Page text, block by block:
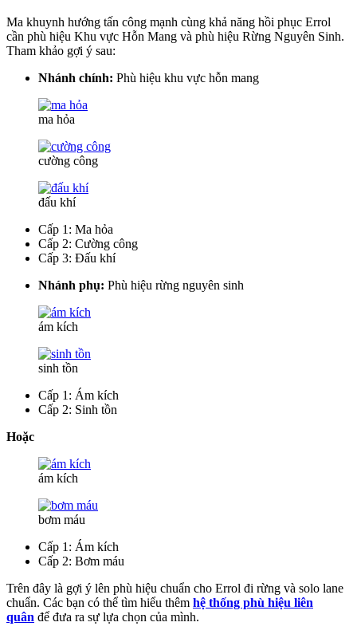
Ma khuynh hướng tấn công mạnh cùng khả năng hồi phục Errol
cần phù hiệu Khu vực Hỗn Mang và phù hiệu Rừng Nguyên Sinh.
Tham khảo gợi ý sau:
Nhánh chính: Phù hiệu khu vực hỗn mang
ma hỏa
cường công
đấu khí
Cấp 1: Ma hỏa
Cấp 2: Cường công
Cấp 3: Đấu khí
Nhánh phụ: Phù hiệu rừng nguyên sinh
ám kích
sinh tồn
Cấp 1: Ám kích
Cấp 2: Sinh tồn
Hoặc
ám kích
bơm máu
Cấp 1: Ám kích
Cấp 2: Bơm máu
Trên đây là gợi ý lên phù hiệu chuẩn cho Errol đi rừng và solo lane
chuẩn. Các bạn có thể tìm hiểu thêm hệ thống phù hiệu liên
quân để đưa ra sự lựa chọn của mình.